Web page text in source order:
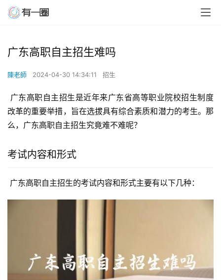
广东高职自主招生难吗
陳老師 2024-04-30 14:34:11 招生
改革的重要举措，旨在选拔具有综合素质和潜力的考生。那
么，广东高职自主招生究竟难不难呢？
考试内容和形式
广东高职自主招生的考试内容和形式主要有以下几种：